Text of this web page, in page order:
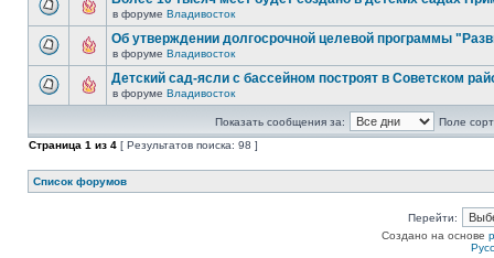
в форуме Владивосток
Об утверждении долгосрочной целевой программы
в форуме Владивосток
Детский сад-ясли с бассейном построят в Советском
в форуме Владивосток
Показать сообщения за:
Поле
Страница 1 из 4 [ Результатов поиска: 98 ]
Список форумов
Перейти:
Создано на основе